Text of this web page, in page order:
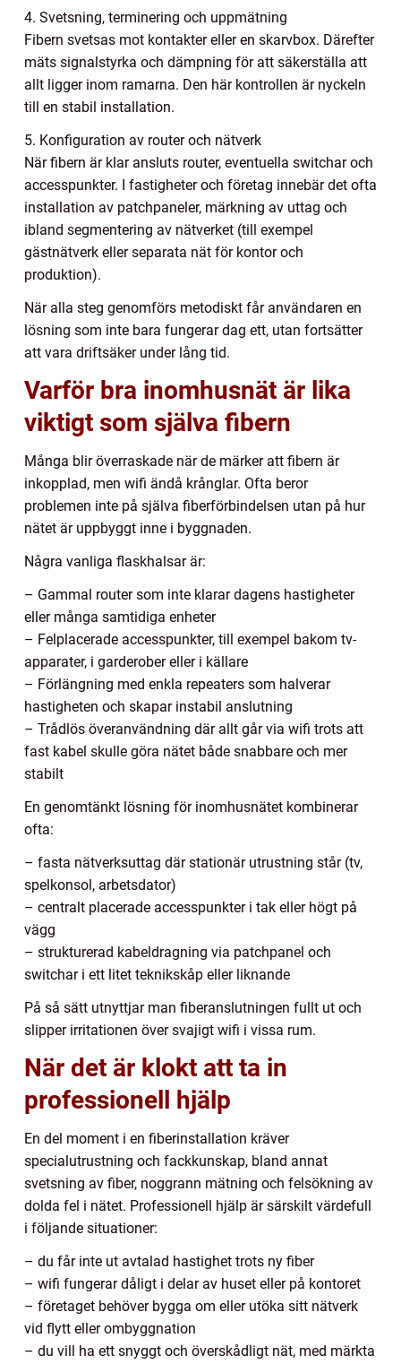
4. Svetsning, terminering och uppmätning
Fibern svetsas mot kontakter eller en skarvbox. Därefter
mäts signalstyrka och dämpning för att säkerställa att
allt ligger inom ramarna. Den här kontrollen är nyckeln
till en stabil installation.
5. Konfiguration av router och nätverk
När fibern är klar ansluts router, eventuella switchar och
accesspunkter. I fastigheter och företag innebär det ofta
installation av patchpaneler, märkning av uttag och
ibland segmentering av nätverket (till exempel
gästnätverk eller separata nät för kontor och
produktion).
När alla steg genomförs metodiskt får användaren en
lösning som inte bara fungerar dag ett, utan fortsätter
att vara driftsäker under lång tid.
Varför bra inomhusnät är lika
viktigt som själva fibern
Många blir överraskade när de märker att fibern är
inkopplad, men wifi ändå krånglar. Ofta beror
problemen inte på själva fiberförbindelsen utan på hur
nätet är uppbyggt inne i byggnaden.
Några vanliga flaskhalsar är:
– Gammal router som inte klarar dagens hastigheter
eller många samtidiga enheter
– Felplacerade accesspunkter, till exempel bakom tv-
apparater, i garderober eller i källare
– Förlängning med enkla repeaters som halverar
hastigheten och skapar instabil anslutning
– Trådlös överanvändning där allt går via wifi trots att
fast kabel skulle göra nätet både snabbare och mer
stabilt
En genomtänkt lösning för inomhusnätet kombinerar
ofta:
– fasta nätverksuttag där stationär utrustning står (tv,
spelkonsol, arbetsdator)
– centralt placerade accesspunkter i tak eller högt på
vägg
– strukturerad kabeldragning via patchpanel och
switchar i ett litet teknikskåp eller liknande
På så sätt utnyttjar man fiberanslutningen fullt ut och
slipper irritationen över svajigt wifi i vissa rum.
När det är klokt att ta in
professionell hjälp
En del moment i en fiberinstallation kräver
specialutrustning och fackkunskap, bland annat
svetsning av fiber, noggrann mätning och felsökning av
dolda fel i nätet. Professionell hjälp är särskilt värdefull
i följande situationer:
– du får inte ut avtalad hastighet trots ny fiber
– wifi fungerar dåligt i delar av huset eller på kontoret
– företaget behöver bygga om eller utöka sitt nätverk
vid flytt eller ombyggnation
– du vill ha ett snyggt och överskådligt nät, med märkta